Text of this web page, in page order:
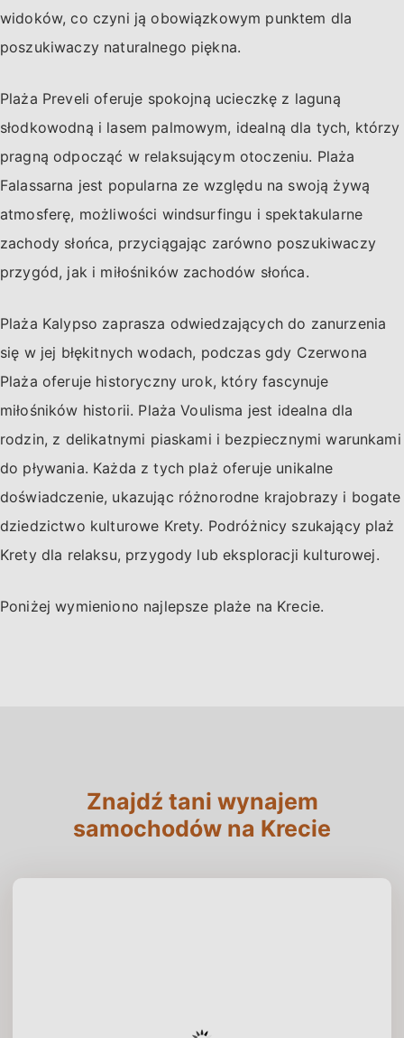
widoków, co czyni ją obowiązkowym punktem dla
poszukiwaczy naturalnego piękna.
Plaża Preveli oferuje spokojną ucieczkę z laguną
słodkowodną i lasem palmowym, idealną dla tych, którzy
pragną odpocząć w relaksującym otoczeniu. Plaża
Falassarna jest popularna ze względu na swoją żywą
atmosferę, możliwości windsurfingu i spektakularne
zachody słońca, przyciągając zarówno poszukiwaczy
przygód, jak i miłośników zachodów słońca.
Plaża Kalypso zaprasza odwiedzających do zanurzenia
się w jej błękitnych wodach, podczas gdy Czerwona
Plaża oferuje historyczny urok, który fascynuje
miłośników historii. Plaża Voulisma jest idealna dla
rodzin, z delikatnymi piaskami i bezpiecznymi warunkami
do pływania. Każda z tych plaż oferuje unikalne
doświadczenie, ukazując różnorodne krajobrazy i bogate
dziedzictwo kulturowe Krety. Podróżnicy szukający plaż
Krety dla relaksu, przygody lub eksploracji kulturowej.
Poniżej wymieniono najlepsze plaże na Krecie.
Znajdź tani wynajem
samochodów na Krecie